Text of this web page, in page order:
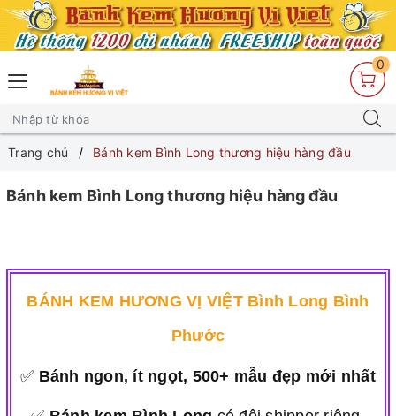
0
Trang chủ Bánh kem Bình Long thương hiệu hàng đầu
Bánh kem Bình Long thương hiệu hàng đầu
BÁNH KEM HƯƠNG VỊ VIỆT Bình Long Bình
Phước
✅ Bánh ngon, ít ngọt, 500+ mẫu đẹp mới nhất